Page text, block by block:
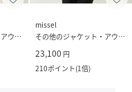
その他のジャケット・アウター
missel
その他のジャケット・アウター
23,100 円
210ポイント(1倍)